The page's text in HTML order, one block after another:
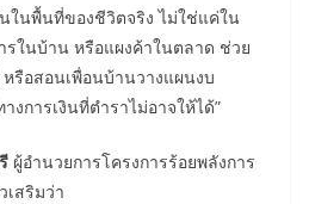
ในพื้นที่ของชีวิตจริง ไม่ใช่แค่ใน
รในบ้าน หรือแผงค้าในตลาด ช่วย
หรือสอนเพื่อนบ้านวางแผนงบ
การเงินที่ตำราไม่อาจให้ได้”
ผู้อำนวยการโครงการร้อยพลังการ
สริมว่า